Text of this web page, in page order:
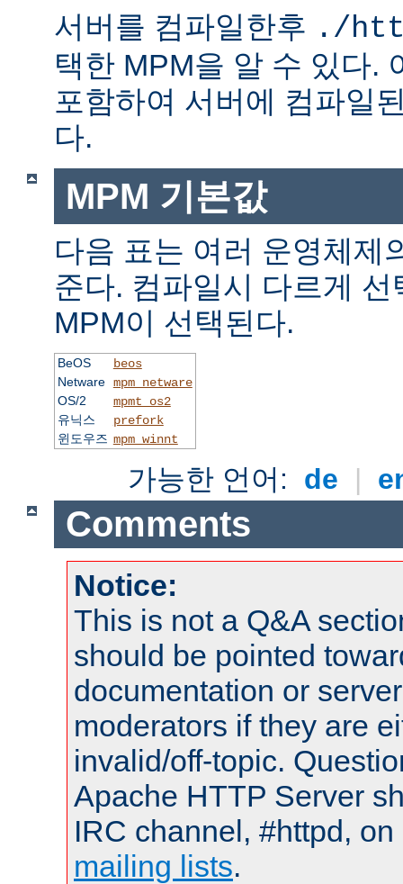
서버를 컴파일한후 ./
택한 MPM을 알 수 있다.
포함하여 서버에 컴파일
다.
MPM 기본값
다음 표는 여러 운영체제
준다. 컴파일시 다르게
MPM이 선택된다.
BeOS
beos
Netware mpm_netware
OS/2
mpmt_os2
유닉스
prefork
윈도우즈 mpm_winnt
가능한 언어: de |
Comments
Notice:
This is not a Q&A
should be pointed
documentation or
moderators if they are
invalid/off-topic.
Apache HTTP Server
IRC channel, #httpd,
mailing lists.